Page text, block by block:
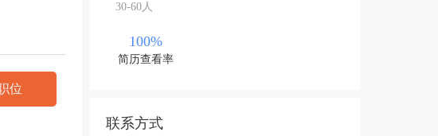
位
30-60人
100%
简历查看率
联系方式